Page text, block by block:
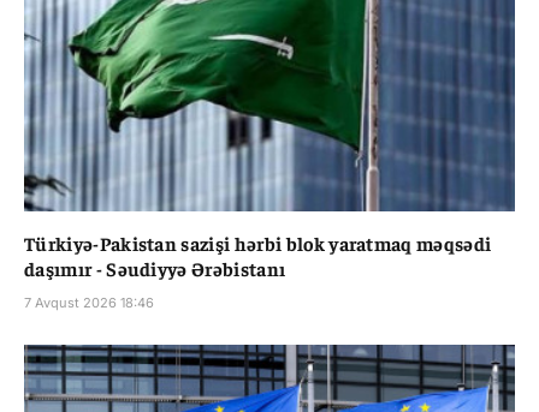
Türkiyə-Pakistan sazişi hərbi blok yaratmaq məqsədi
daşımır - Səudiyyə Ərəbistanı
7 Avqust 2026 18:46